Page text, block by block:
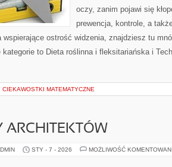
oczy, zanim pojawi się
prewencja, kontrole, a
wspierające ostrość widzenia, znajdziesz tu
kategorie to Dieta roślinna i fleksitariańska i
CIEKAWOSTKI MATEMATYCZNE
ARCHITEKTÓW
STY - 7 - 2026 MOŻLIWOŚĆ